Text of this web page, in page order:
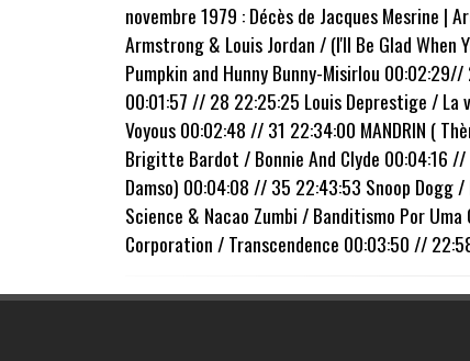
novembre 1979 : Décès de Jacques Mesrine
Armstrong & Louis Jordan / (I'll Be Glad When
Pumpkin and Hunny Bunny-Misirlou
00:01:57 // 28 22:25:25 Louis Deprestige /
Voyous 00:02:48 // 31 22:34:00 MANDRIN (
Brigitte Bardot / Bonnie And Clyde 00:04:16
Damso) 00:04:08 // 35 22:43:53 Snoop Dogg
Science & Nacao Zumbi / Banditismo Por
Corporation / Transcendence 00:03:50 //